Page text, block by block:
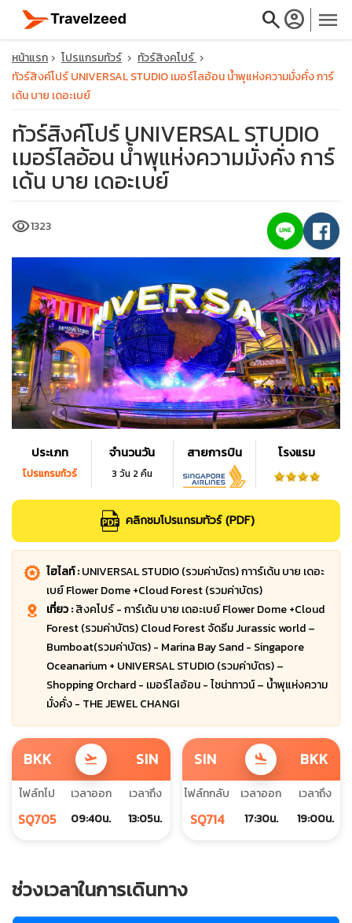
searchaccount_circle menu
close
travel_explore
calendar_month
หน้าแรก โปรแกรมทัวร์
ทัวร์สิงคโปร์
ทัวร์สิงค์โปร์ UNIVERSAL STUDIO เมอร์ไลอ้อน น้ำพุแห่งความมั่งคั่ง การ์
เด้น บาย เดอะเบย์
ทัวร์สิงค์โปร์ UNIVERSAL STUDIO
เมอร์ไลอ้อน น้ำพุแห่งความมั่งคั่ง การ์
เด้น บาย เดอะเบย์
visibility1323
ประเภท
โปรแกรมทัวร์
จำนวนวัน
3 วัน 2 คืน
สายการบิน โรงแรม
คลิกชมโปรแกรมทัวร์ (PDF)
ไฮไลท์ :UNIVERSAL STUDIO (รวมค่าบัตร) กาาร์เด้น บาย เดอะ
เบย์ Flower Dome +Cloud Forest (รวมค่าบัตร)
เที่ยว :สิงคโปร์ - การ์เด้น บาย เดอะเบย์ Flower Dome +Cloud
Forest (รวมค่าบัตร) Cloud Forest จัดธีม Jurassic world –
Bumboat(รวมค่าบัตร) - Marina Bay Sand - Singapore
Oceanarium + UNIVERSAL STUDIO (รวมค่าบัตร) –
Shopping Orchard - เมอร์ไลอ้อน - ไชน่าทาวน์ – น้ำพุแห่งความ
มั่งคั่ง - THE JEWEL CHANGI
BKK flight_takeoff SIN
ไฟล์ทไป
SQ705
เวลาออก
09:40น.
เวลาถึง
13:05น.
SIN flight_land BKK
ไฟล์ทกลับ
SQ714
เวลาออก
17:30น.
เวลาถึง
19:00น.
ช่วงเวลาในการเดินทาง